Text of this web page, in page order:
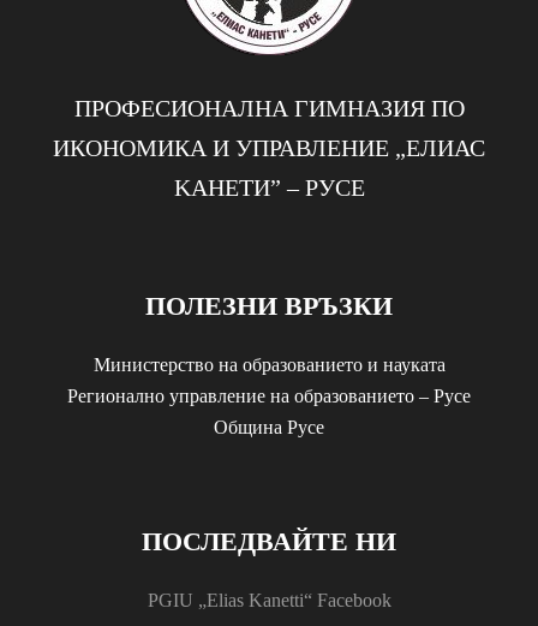
ПРОФЕСИОНАЛНА ГИМНАЗИЯ ПО
ИКОНОМИКА И УПРАВЛЕНИЕ „EЛИАС
KАНЕТИ” – РУСЕ
ПОЛЕЗНИ ВРЪЗКИ
Министерство на образованието и науката
Регионално управление на образованието – Русе
Община Русе
ПОСЛЕДВАЙТЕ НИ
PGIU „Elias Kanetti“ Facebook